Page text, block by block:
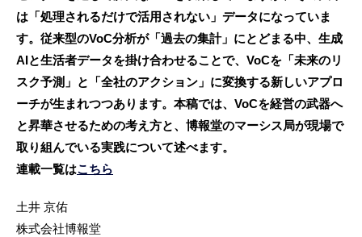
は「処理されるだけで活用されない」データになっていま
す。従来型のVoC分析が「過去の集計」にとどまる中、生成
AIと生活者データを掛け合わせることで、VoCを「未来のリ
スク予測」と「全社のアクション」に変換する新しいアプロ
ーチが生まれつつあります。本稿では、VoCを経営の武器へ
と昇華させるための考え方と、博報堂のマーシス局が現場で
取り組んでいる実践について述べます。
連載一覧はこちら
土井 京佑
株式会社博報堂